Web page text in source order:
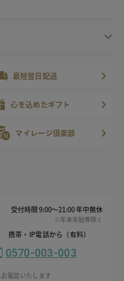
最短翌日配送
心を込めたギフト
マイレージ倶楽部
受付時間 9:00～21:00 年中無休
※年末年始等除く
携帯・IP電話から（有料）
0570-003-003
電話いたします